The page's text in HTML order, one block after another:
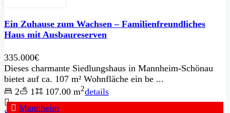
Mannheim
Ein Zuhause zum Wachsen – Familienfreundliches
Haus mit Ausbaureserven
335.000€
Dieses charmante Siedlungshaus in Mannheim-Schönau
bietet auf ca. 107 m² Wohnfläche ein be ...
2
1 107.00 m2details